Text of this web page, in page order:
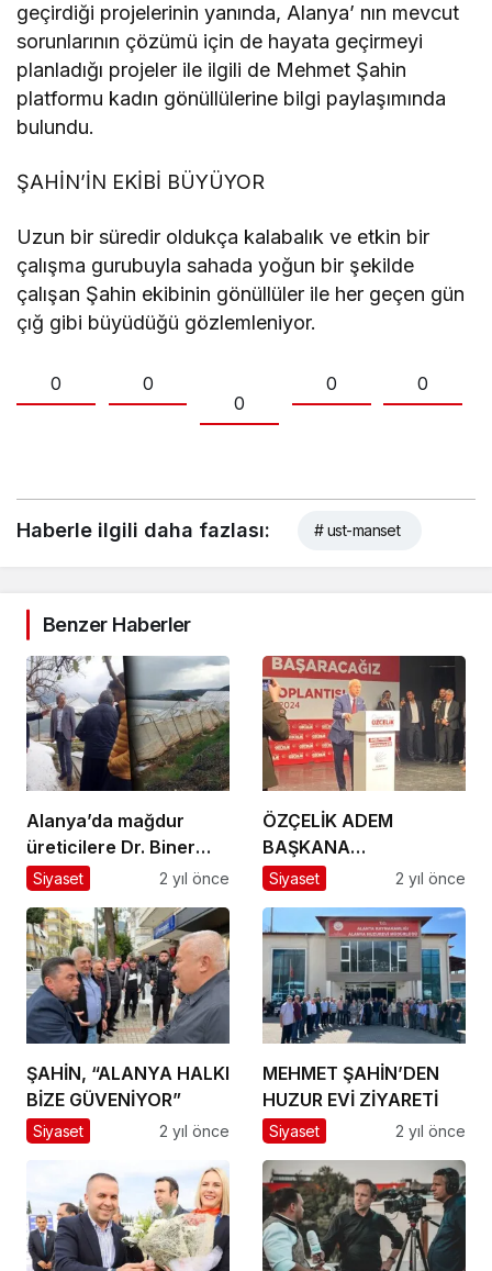
geçirdiği projelerinin yanında, Alanya’ nın mevcut
sorunlarının çözümü için de hayata geçirmeyi
planladığı projeler ile ilgili de Mehmet Şahin
platformu kadın gönüllülerine bilgi paylaşımında
bulundu.
ŞAHİN’İN EKİBİ BÜYÜYOR
Uzun bir süredir oldukça kalabalık ve etkin bir
çalışma gurubuyla sahada yoğun bir şekilde
çalışan Şahin ekibinin gönüllüler ile her geçen gün
çığ gibi büyüdüğü gözlemleniyor.
0
0
0
0 0
Haberle ilgili daha fazlası: # ust-manset
Benzer Haberler
Alanya’da mağdur
üreticilere Dr. Biner
desteği
Siyaset 2 yıl önce
ÖZÇELİK ADEM
BAŞKANA
GÖNDERMELERDE
Siyaset 2 yıl önce
ŞAHİN, “ALANYA HALKI
BİZE GÜVENİYOR”
Siyaset 2 yıl önce
MEHMET ŞAHİN’DEN
HUZUR EVİ ZİYARETİ
Siyaset 2 yıl önce